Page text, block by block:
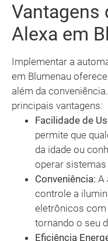
Vantagens
Alexa em
Implementar a
em Blumenau
além da
principais vantagens:
Facilidade de
permite que
da idade ou
operar
Conveniência: A
controle a
eletrônicos com
tornando o seu
Eficiência